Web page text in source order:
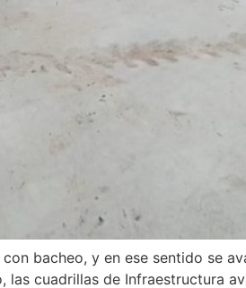
bacheo, y en ese sentido se
cuadrillas de Infraestructura